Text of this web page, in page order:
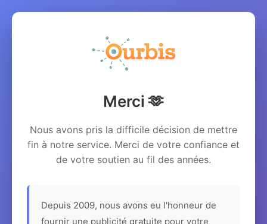
Merci 🫶
Nous avons pris la difficile décision de mettre
fin à notre service. Merci de votre confiance et
de votre soutien au fil des années.
Depuis 2009, nous avons eu l'honneur de
fournir une publicité gratuite pour votre